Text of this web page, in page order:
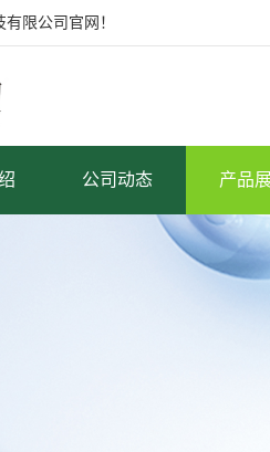
限公司官网！
公司动态 产品